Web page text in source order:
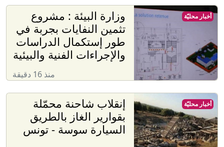
وزارة البيئة : مشروع
تثمين النفايات بجربة في
طور إستكمال الدراسات
والإجراءات الفنية والبيئية
منذ 16 دقيقة
أخبار محليّة
إنقلاب شاحنة محمّلة
بقوارير الغاز بالطريق
السيارة سوسة - تونس
أخبار محليّة